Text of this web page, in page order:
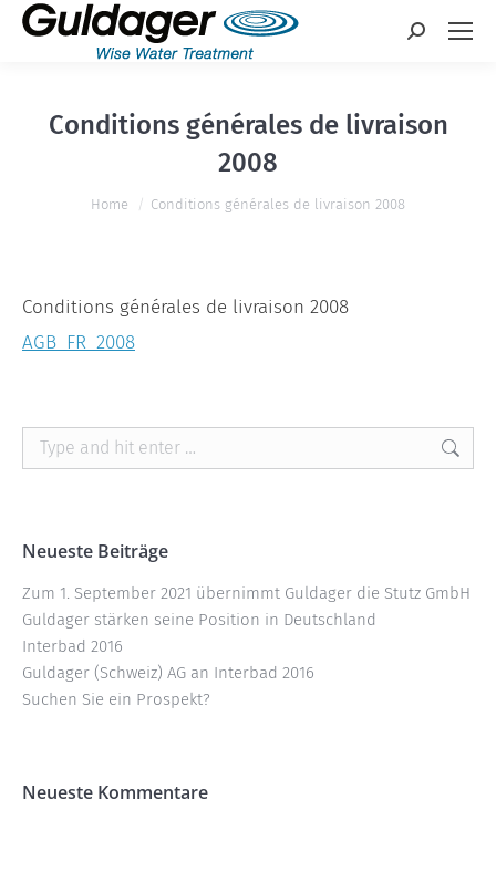
Search:
Conditions générales de livraison
2008
You are here:
Home Conditions générales de livraison 2008
Conditions générales de livraison 2008
AGB_FR_2008
Search:
Neueste Beiträge
Zum 1. September 2021 übernimmt Guldager die Stutz GmbH
Guldager stärken seine Position in Deutschland
Interbad 2016
Guldager (Schweiz) AG an Interbad 2016
Suchen Sie ein Prospekt?
Neueste Kommentare